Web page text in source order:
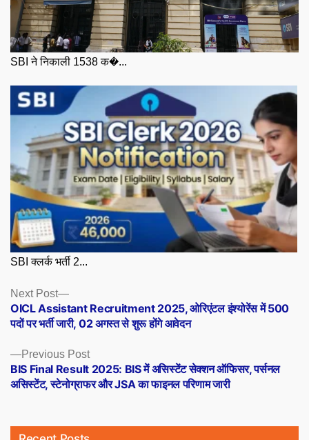
SBI ने निकाली 1538 क�...
SBI क्लर्क भर्ती 2...
Posts
navigation
Previous PostPrevious
post:
BIS Final Result 2025: BIS में असिस्टेंट सेक्शन ऑफिसर, पर्सनल
असिस्टेंट, स्टेनोग्राफर और JSA का फाइनल परिणाम जारी
Next Post
Next
post:
OICL Assistant Recruitment 2025, ओरिएंटल इंश्योरेंस में 500
पदों पर भर्ती जारी, 02 अगस्त से शुरू होंगे आवेदन